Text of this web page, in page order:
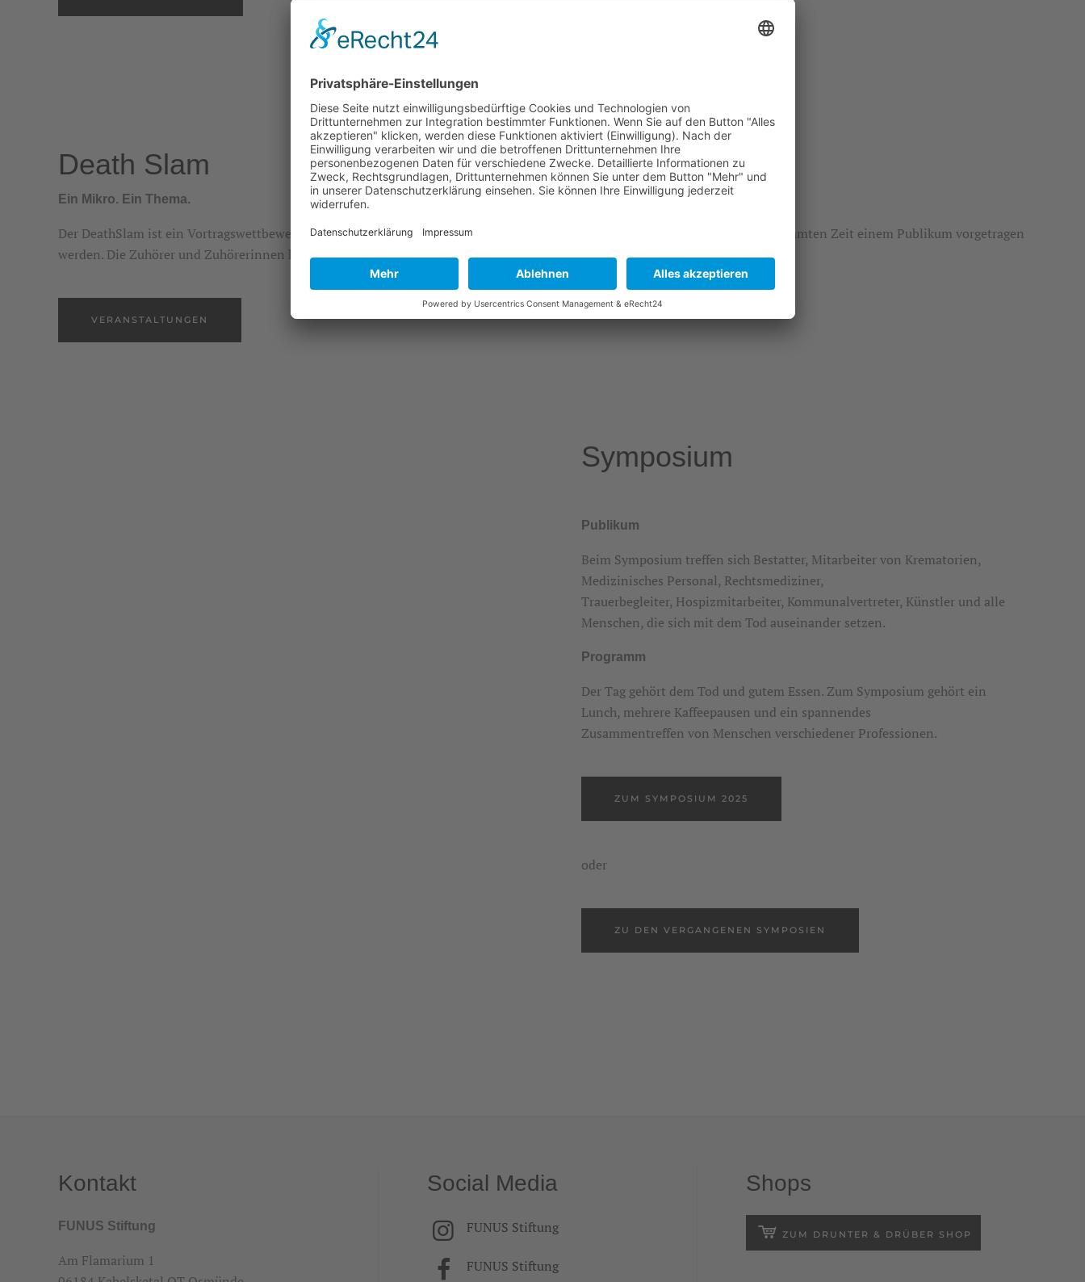
Death Slam
Ein Mikro. Ein Thema.
Der DeathSlam ist ein Vortragswettbewerb, bei dem selbstgeschriebene Texte, die den Tod thematisieren innerhalb einer bestimmten Zeit einem Publikum vorgetragen
werden. Die Zuhörer und Zuhörerinnen küren durch lebendigstes Applaudieren den Sieger oder die Siegerin des Wettbewerbes.
VERANSTALTUNGEN
Symposium
Publikum
Beim Symposium treffen sich Bestatter, Mitarbeiter von Krematorien,
Medizinisches Personal, Rechtsmediziner,
Trauerbegleiter, Hospizmitarbeiter, Kommunalvertreter, Künstler und alle
Menschen, die sich mit dem Tod auseinander setzen.
Programm
Der Tag gehört dem Tod und gutem Essen. Zum Symposium gehört ein
Lunch, mehrere Kaffeepausen und ein spannendes
Zusammentreffen von Menschen verschiedener Professionen.
ZUM SYMPOSIUM 2025
oder
ZU DEN VERGANGENEN SYMPOSIEN
Kontakt
FUNUS Stiftung
Am Flamarium 1
Social Media
FUNUS Stiftung
FUNUS Stiftung
Shops
ZUM DRUNTER & DRÜBER SHOP